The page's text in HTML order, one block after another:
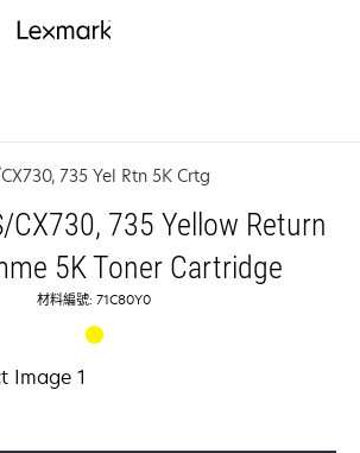
735 Yel Rtn 5K Crtg
CX730, 735 Yellow Return
5K Toner Cartridge
材料編號: 71C80Y0